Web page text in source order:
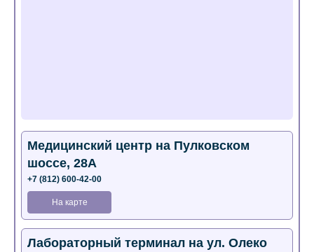
Медицинский центр на Пулковском
шоссе, 28А
+7 (812) 600-42-00
На карте
Лабораторный терминал на ул. Олеко